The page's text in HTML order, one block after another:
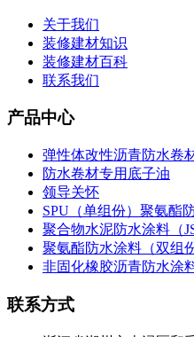
关于我们
装修建材知识
装修建材百科
联系我们
产品中心
弹性体改性沥青防水卷
防水卷材专用底子油
领导关怀
SPU（单组份）聚氨酯
聚合物水泥防水涂料（JS
聚氨酯防水涂料（双组份
非固化橡胶沥青防水涂
联系方式